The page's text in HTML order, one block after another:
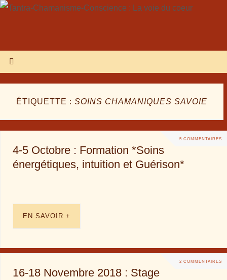
ÉTIQUETTE : SOINS CHAMANIQUES SAVOIE
5 COMMENTAIRES
4-5 Octobre : Formation *Soins
énergétiques, intuition et Guérison*
EN SAVOIR +
2 COMMENTAIRES
16-18 Novembre 2018 : Stage